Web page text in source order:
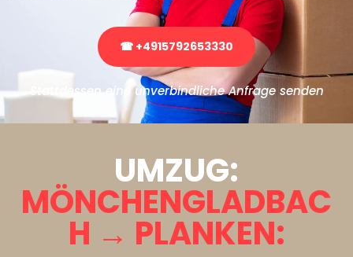
☎ +4915792653330
Stattdessen eine unverbindliche Anfrage senden
UMZUG:
MÖNCHENGLADBAC
H → PLANKEN: